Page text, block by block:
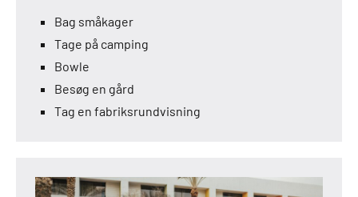
Bag småkager
Tage på camping
Bowle
Besøg en gård
Tag en fabriksrundvisning